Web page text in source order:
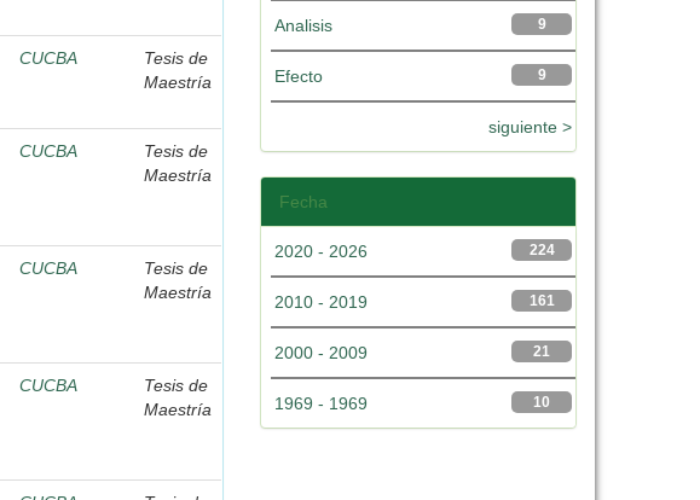
CUCBA
Tesis de
Maestría
CUCBA
Tesis de
Maestría
CUCBA
Tesis de
Maestría
CUCBA
Tesis de
Maestría
9
Analisis
9
Efecto
siguiente >
Fecha
224
2020 - 2026
161
2010 - 2019
21
2000 - 2009
10
1969 - 1969